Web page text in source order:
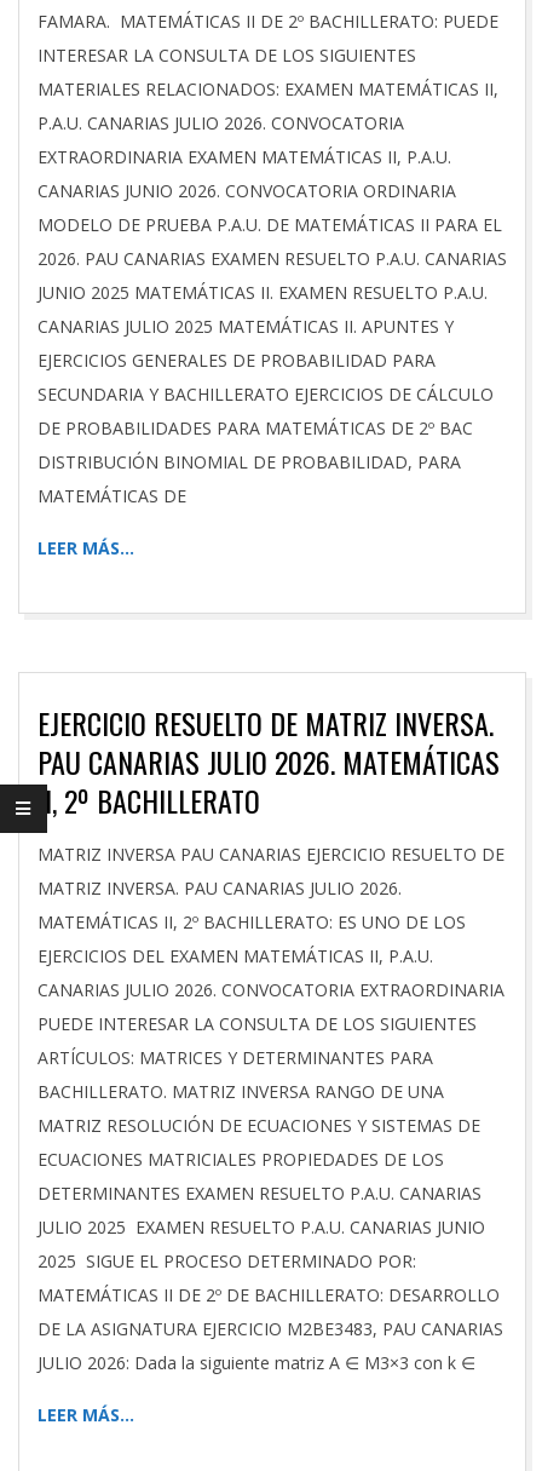
FAMARA. MATEMÁTICAS II DE 2º BACHILLERATO: PUEDE
INTERESAR LA CONSULTA DE LOS SIGUIENTES
MATERIALES RELACIONADOS: EXAMEN MATEMÁTICAS II,
P.A.U. CANARIAS JULIO 2026. CONVOCATORIA
EXTRAORDINARIA EXAMEN MATEMÁTICAS II, P.A.U.
CANARIAS JUNIO 2026. CONVOCATORIA ORDINARIA
MODELO DE PRUEBA P.A.U. DE MATEMÁTICAS II PARA EL
2026. PAU CANARIAS EXAMEN RESUELTO P.A.U. CANARIAS
JUNIO 2025 MATEMÁTICAS II. EXAMEN RESUELTO P.A.U.
CANARIAS JULIO 2025 MATEMÁTICAS II. APUNTES Y
EJERCICIOS GENERALES DE PROBABILIDAD PARA
SECUNDARIA Y BACHILLERATO EJERCICIOS DE CÁLCULO
DE PROBABILIDADES PARA MATEMÁTICAS DE 2º BAC
DISTRIBUCIÓN BINOMIAL DE PROBABILIDAD, PARA
MATEMÁTICAS DE
LEER MÁS…
EJERCICIO RESUELTO DE MATRIZ INVERSA.
PAU CANARIAS JULIO 2026. MATEMÁTICAS
II, 2º BACHILLERATO
2026-
07-
15
MATRIZ INVERSA PAU CANARIAS EJERCICIO RESUELTO DE
MATRIZ INVERSA. PAU CANARIAS JULIO 2026.
MATEMÁTICAS II, 2º BACHILLERATO: ES UNO DE LOS
EJERCICIOS DEL EXAMEN MATEMÁTICAS II, P.A.U.
CANARIAS JULIO 2026. CONVOCATORIA EXTRAORDINARIA
PUEDE INTERESAR LA CONSULTA DE LOS SIGUIENTES
ARTÍCULOS: MATRICES Y DETERMINANTES PARA
BACHILLERATO. MATRIZ INVERSA RANGO DE UNA
MATRIZ RESOLUCIÓN DE ECUACIONES Y SISTEMAS DE
ECUACIONES MATRICIALES PROPIEDADES DE LOS
DETERMINANTES EXAMEN RESUELTO P.A.U. CANARIAS
JULIO 2025 EXAMEN RESUELTO P.A.U. CANARIAS JUNIO
2025 SIGUE EL PROCESO DETERMINADO POR:
MATEMÁTICAS II DE 2º DE BACHILLERATO: DESARROLLO
DE LA ASIGNATURA EJERCICIO M2BE3483, PAU CANARIAS
JULIO 2026: Dada la siguiente matriz A ∈ M3×3 con k ∈
LEER MÁS…